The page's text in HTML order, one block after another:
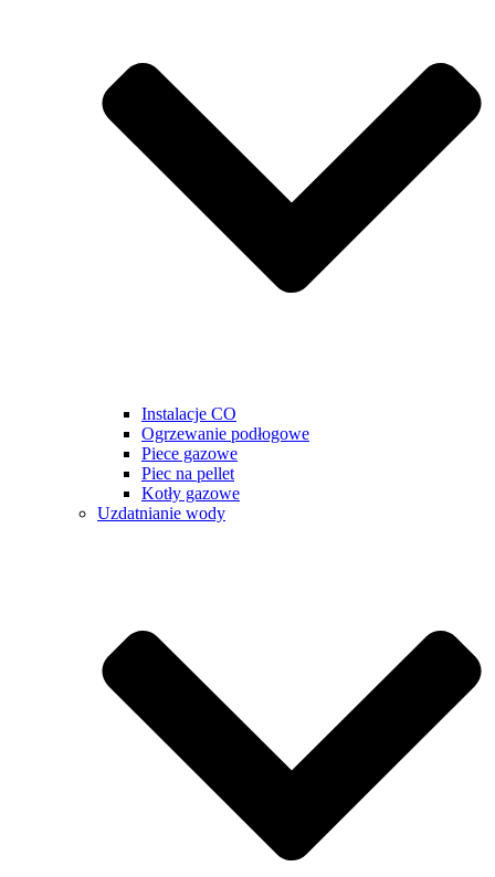
Instalacje CO
Ogrzewanie podłogowe
Piece gazowe
Piec na pellet
Kotły gazowe
Uzdatnianie wody